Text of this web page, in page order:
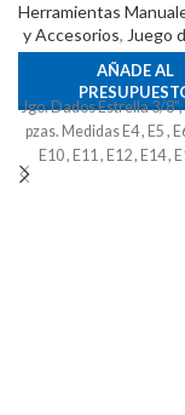
Herramientas
y Accesorios, Juego
AÑADE AL
Jgo. Dados Estrella 3/8",
pzas. Medidas E4 , E5 ,
E10 , E11 , E12 , E14 ,